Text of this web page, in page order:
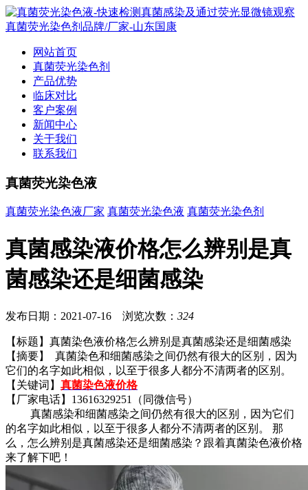
网站首页
真菌荧光染色剂
产品优势
临床对比
客户案例
新闻中心
关于我们
联系我们
真菌荧光染色液
真菌荧光染色液厂家 真菌荧光染色液 真菌荧光染色剂
真菌感染液价格怎么辨别是真
菌感染还是细菌感染
发布日期：2021-07-16 浏览次数： 324
【标题】真菌染色液价格怎么辨别是真菌感染还是细菌感染
【摘要】 真菌染色和细菌感染之间仍然有很大的区别，因为
它们的名字如此相似，以至于很多人都分不清两者的区别。
【关键词】 真菌染色液价格
【厂家电话】13616329251（同微信号）
真菌感染和细菌感染之间仍然有很大的区别，因为它们
的名字如此相似，以至于很多人都分不清两者的区别。 那
么，怎么辨别是真菌感染还是细菌感染？跟着真菌染色液价格
来了解下吧！